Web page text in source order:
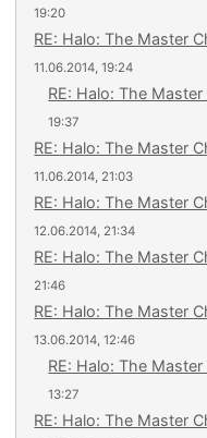
19:20
RE: Halo: The Master
11.06.2014, 19:24
RE: Halo: The
19:37
RE: Halo: The Master
11.06.2014, 21:03
RE: Halo: The Master
12.06.2014, 21:34
RE: Halo: The Master
21:46
RE: Halo: The Master
13.06.2014, 12:46
RE: Halo: The
13:27
RE: Halo: The Master